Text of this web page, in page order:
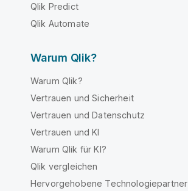
Qlik Predict
Qlik Automate
Warum Qlik?
Warum Qlik?
Vertrauen und Sicherheit
Vertrauen und Datenschutz
Vertrauen und KI
Warum Qlik für KI?
Qlik vergleichen
Hervorgehobene Technologiepartner